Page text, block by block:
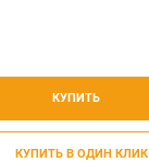
КУПИТЬ
КУПИТЬ В ОДИН КЛИК